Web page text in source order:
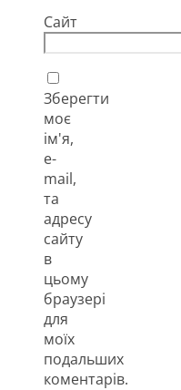
Сайт
Зберегти
моє
ім'я,
e-
mail,
та
адресу
сайту
в
цьому
браузері
для
моїх
подальших
коментарів.